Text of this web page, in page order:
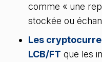
comme « une
stockée ou
Les
LCB/FT que les